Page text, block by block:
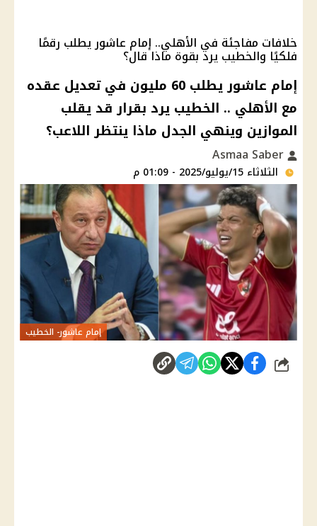
خلافات مفاجئة في الأهلي.. إمام عاشور يطلب رقمًا
فلكيًا والخطيب يرد بقوة ماذا قال؟
إمام عاشور يطلب 60 مليون في تعديل عقده
مع الأهلي .. الخطيب يرد بقرار قد يقلب
الموازين وينهي الجدل ماذا ينتظر اللاعب؟
الثلاثاء 15/يوليو/2025 - 01:09 م
إمام عاشور- الخطيب
شارك